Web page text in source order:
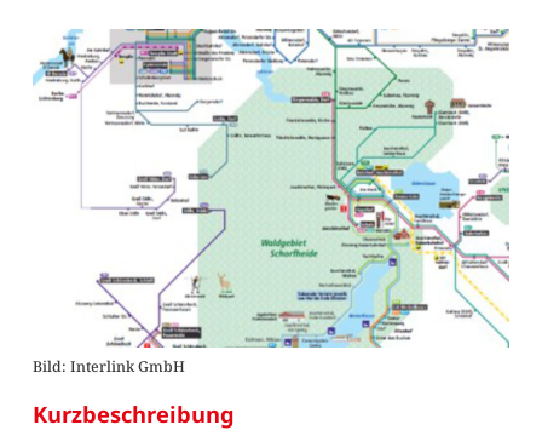
Bild: Interlink GmbH
Kurzbeschreibung